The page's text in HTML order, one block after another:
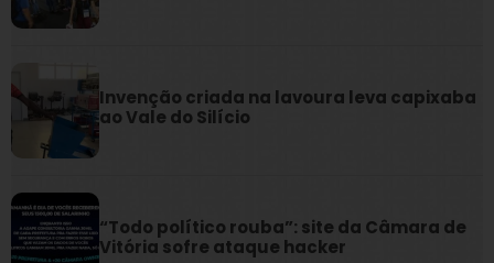
Invenção criada na lavoura leva capixaba
ao Vale do Silício
“Todo político rouba”: site da Câmara de
Vitória sofre ataque hacker